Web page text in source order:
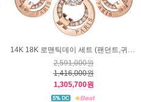
14K 18K 로맨틱데이 세트 (팬던트,귀걸이)
2,591,000원
1,416,000원
1,305,700원